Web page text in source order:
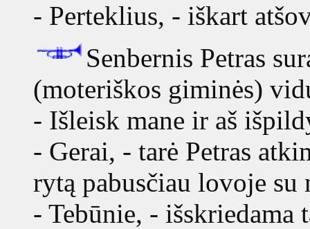
- Perteklius, - iškart
Senbernis Petras
(moteriškos giminės)
- Išleisk mane ir aš
- Gerai, - tarė Petras
rytą pabusčiau lovoje su
- Tebūnie, - išskriedama